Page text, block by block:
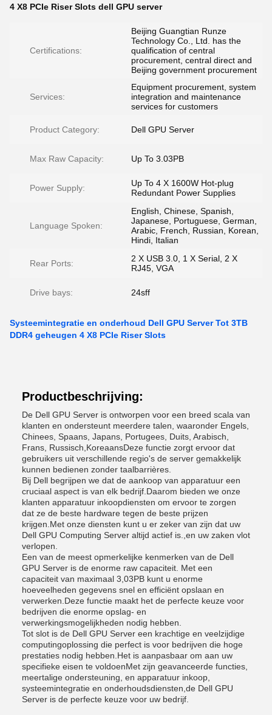
4 X8 PCIe Riser Slots dell GPU server
Certifications:
Beijing Guangtian Runze
Technology Co., Ltd. has the
qualification of central
procurement, central direct and
Beijing government procurement
Services:
Equipment procurement, system
integration and maintenance
services for customers
Product Category: Dell GPU Server
Max Raw Capacity: Up To 3.03PB
Power Supply:
Up To 4 X 1600W Hot-plug
Redundant Power Supplies
Language Spoken:
English, Chinese, Spanish,
Japanese, Portuguese, German,
Arabic, French, Russian, Korean,
Hindi, Italian
Rear Ports:
2 X USB 3.0, 1 X Serial, 2 X
RJ45, VGA
Drive bays: 24sff
Systeemintegratie en onderhoud Dell GPU Server Tot 3TB
DDR4 geheugen 4 X8 PCIe Riser Slots
Productbeschrijving:
De Dell GPU Server is ontworpen voor een breed scala van
klanten en ondersteunt meerdere talen, waaronder Engels,
Chinees, Spaans, Japans, Portugees, Duits, Arabisch,
Frans, Russisch,KoreaansDeze functie zorgt ervoor dat
gebruikers uit verschillende regio's de server gemakkelijk
kunnen bedienen zonder taalbarrières.
Bij Dell begrijpen we dat de aankoop van apparatuur een
cruciaal aspect is van elk bedrijf.Daarom bieden we onze
klanten apparatuur inkoopdiensten om ervoor te zorgen
dat ze de beste hardware tegen de beste prijzen
krijgen.Met onze diensten kunt u er zeker van zijn dat uw
Dell GPU Computing Server altijd actief is.,en uw zaken vlot
verlopen.
Een van de meest opmerkelijke kenmerken van de Dell
GPU Server is de enorme raw capaciteit. Met een
capaciteit van maximaal 3,03PB kunt u enorme
hoeveelheden gegevens snel en efficiënt opslaan en
verwerken.Deze functie maakt het de perfecte keuze voor
bedrijven die enorme opslag- en
verwerkingsmogelijkheden nodig hebben.
Tot slot is de Dell GPU Server een krachtige en veelzijdige
computingoplossing die perfect is voor bedrijven die hoge
prestaties nodig hebben.Het is aanpasbaar om aan uw
specifieke eisen te voldoenMet zijn geavanceerde functies,
meertalige ondersteuning, en apparatuur inkoop,
systeemintegratie en onderhoudsdiensten,de Dell GPU
Server is de perfecte keuze voor uw bedrijf.